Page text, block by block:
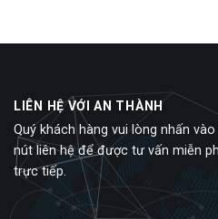
LIÊN HỆ VỚI AN THÀNH
Quý khách hàng vui lòng nhấn vào
nút liên hệ để được tư vấn miễn
trực tiếp.